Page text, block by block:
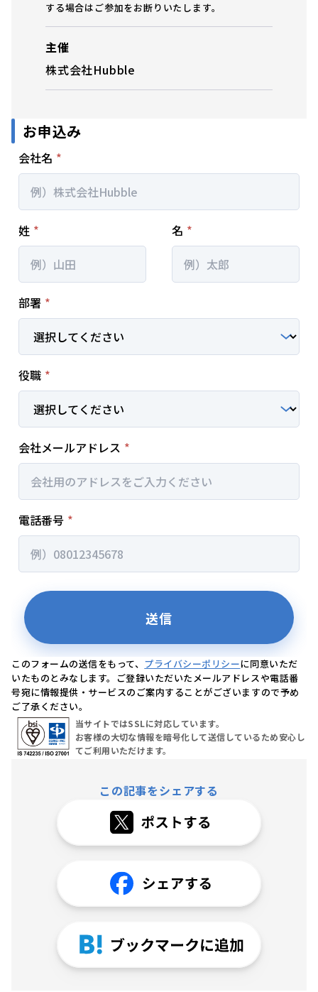
する場合はご参加をお断りいたします。
主催
株式会社Hubble
お申込み
このフォームの送信をもって、 プライバシーポリシーに同意いただ
いたものとみなします。ご登録いただいたメールアドレスや電話番
号宛に情報提供・サービスのご案内することがございますので予め
ご了承ください。
当サイトではSSLに対応しています。
お客様の大切な情報を暗号化して送信しているため安心し
てご利用いただけます。
この記事をシェアする